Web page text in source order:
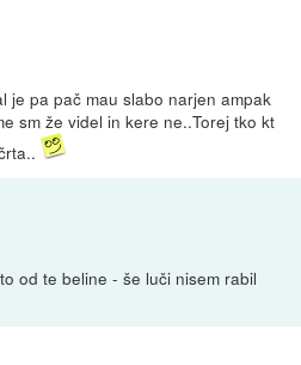
je pa pač mau slabo narjen ampak
sm že videl in kere ne..Torej tko kt
od te beline - še luči nisem rabil